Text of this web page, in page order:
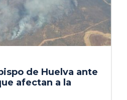
de Huelva ante
afectan a la